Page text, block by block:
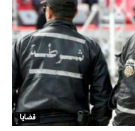
قضايا